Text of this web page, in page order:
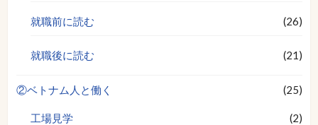
就職前に読む (26)
就職後に読む (21)
②ベトナム人と働く (25)
工場見学 (2)